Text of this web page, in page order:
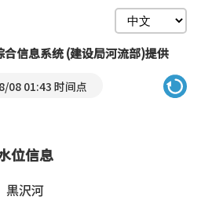
信息系统 (建设局河流部)提供
08 01:43 时间点
位信息
黒沢河